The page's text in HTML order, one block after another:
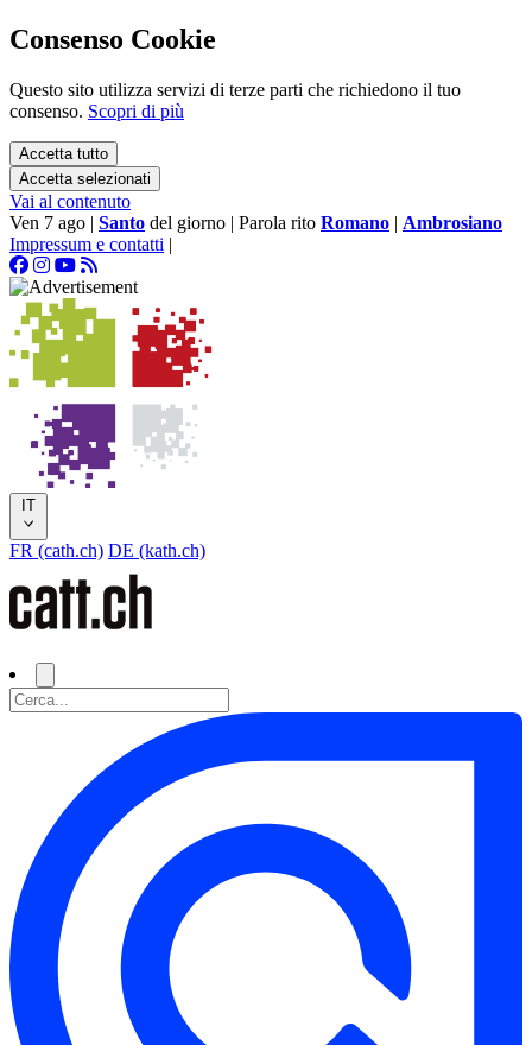
Consenso Cookie
Questo sito utilizza servizi di terze parti che richiedono il tuo
consenso. Scopri di più
Accetta tutto
Accetta selezionati
Vai al contenuto
Ven 7 ago | Santo del giorno | Parola rito Romano | Ambrosiano
Impressum e contatti |
IT
FR (cath.ch) DE (kath.ch)